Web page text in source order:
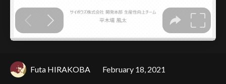
Futa HIRAKOBA February 18, 2021